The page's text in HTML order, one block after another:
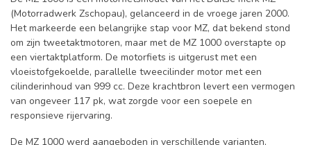
(Motorradwerk Zschopau), gelanceerd in de vroege jaren 2000.
Het markeerde een belangrijke stap voor MZ, dat bekend stond
om zijn tweetaktmotoren, maar met de MZ 1000 overstapte op
een viertaktplatform. De motorfiets is uitgerust met een
vloeistofgekoelde, parallelle tweecilinder motor met een
cilinderinhoud van 999 cc. Deze krachtbron levert een vermogen
van ongeveer 117 pk, wat zorgde voor een soepele en
responsieve rijervaring.
De MZ 1000 werd aangeboden in verschillende varianten,